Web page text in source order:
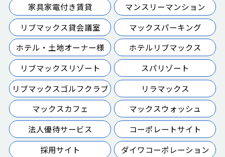
家具家電付き賃貸
マンスリーマンション
リブマックス貸会議室
マックスパーキング
ホテル・土地オーナー様
ホテルリブマックス
リブマックスリゾート
スパリゾート
リブマックスゴルフクラブ
リラマックス
マックスカフェ
マックスウォッシュ
法人優待サービス
コーポレートサイト
採用サイト
ダイワコーポレーション